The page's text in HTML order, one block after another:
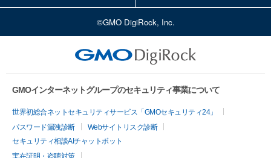
©GMO DigiRock, Inc.
GMOインターネットグループのセキュリティ事業について
世界初総合ネットセキュリティサービス「GMOセキュリティ24」
パスワード漏洩診断
Webサイトリスク診断
セキュリティ相談AIチャットボット
実在証明・盗聴対策